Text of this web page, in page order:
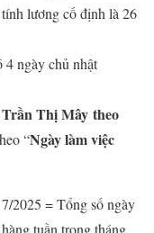
lương cố định là 26
4 ngày chủ nhật
Thị Mây theo
“Ngày làm việc
2025 = Tổng số ngày
tuần trong tháng